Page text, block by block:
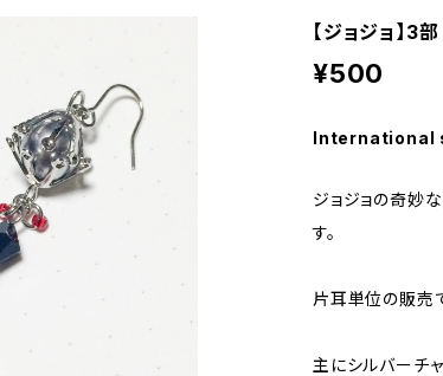
【ジョジョ】3
¥500
International
ジョジョの奇妙
す。
片耳単位の販売で
主にシルバーチ